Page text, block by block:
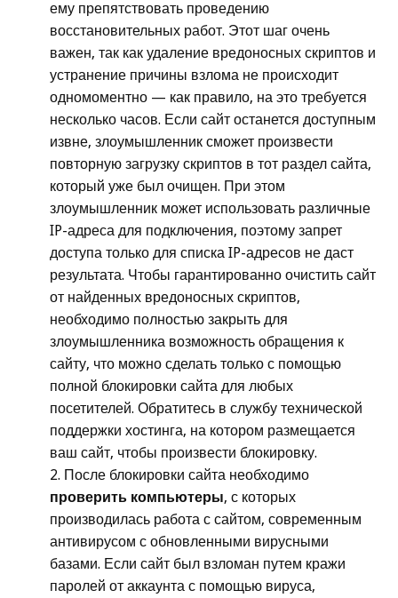
ему препятствовать проведению
восстановительных работ. Этот шаг очень
важен, так как удаление вредоносных скриптов и
устранение причины взлома не происходит
одномоментно — как правило, на это требуется
несколько часов. Если сайт останется доступным
извне, злоумышленник сможет произвести
повторную загрузку скриптов в тот раздел сайта,
который уже был очищен. При этом
злоумышленник может использовать различные
IP-адреса для подключения, поэтому запрет
доступа только для списка IP-адресов не даст
результата. Чтобы гарантированно очистить сайт
от найденных вредоносных скриптов,
необходимо полностью закрыть для
злоумышленника возможность обращения к
сайту, что можно сделать только с помощью
полной блокировки сайта для любых
посетителей. Обратитесь в службу технической
поддержки хостинга, на котором размещается
ваш сайт, чтобы произвести блокировку.
После блокировки сайта необходимо
проверить компьютеры, с которых
производилась работа с сайтом, современным
антивирусом с обновленными вирусными
базами. Если сайт был взломан путем кражи
паролей от аккаунта с помощью вируса,